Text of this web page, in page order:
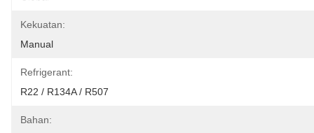
Kekuatan:
Manual
Refrigerant:
R22 / R134A / R507
Bahan: